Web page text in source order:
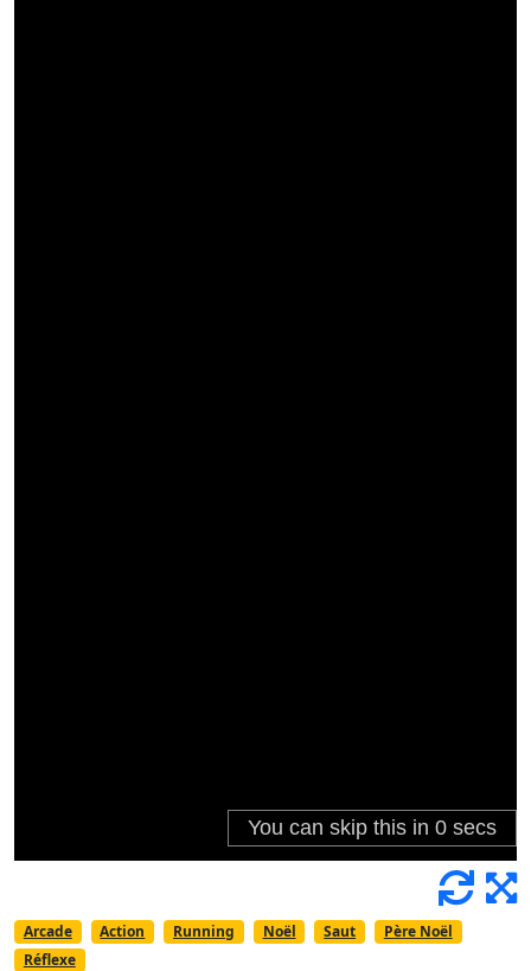
Arcade Action Running Noël Saut
Père Noël
Réflexe